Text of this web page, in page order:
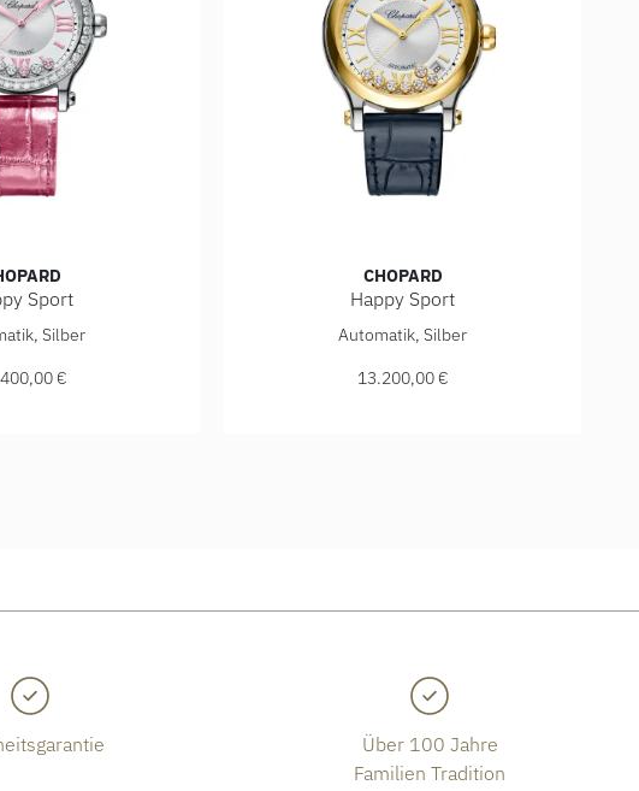
Sport
Sport, Ref: 278608-3008, Preis: 18.400,00 €
Silber
€
CHOPARD
Happy Sport
Chopard Happy Sport, Ref: 278559-4001,
Automatik, Silber
13.200,00 €
Über 100 Jahre
Familien Tradition